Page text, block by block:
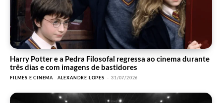
Harry Potter e a Pedra Filosofal regressa ao cinema durante
três dias e com imagens de bastidores
FILMES E CINEMA ALEXANDRE LOPES - 31/07/2026